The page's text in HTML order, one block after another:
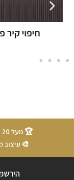
חיפוי
🏆 מעל 20 שנות ניסיון
🎨 עיצוב